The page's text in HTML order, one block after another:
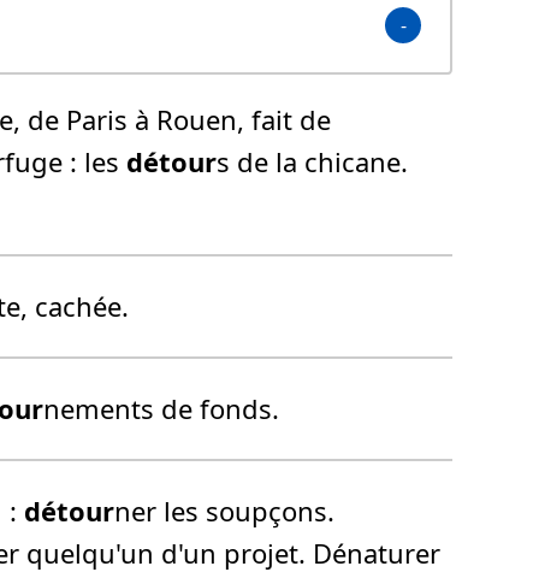
de Paris à Rouen, fait de
: les détours de la chicane.
cachée.
nements de fonds.
: détourner les soupçons.
quelqu'un d'un projet. Dénaturer